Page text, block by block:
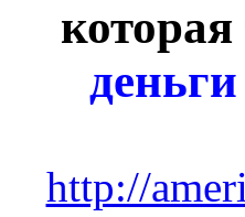
http://